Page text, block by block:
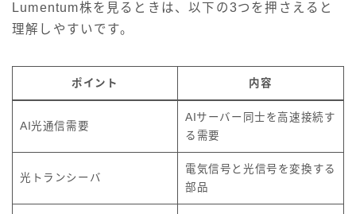
Lumentum株を見るときは、以下の3つを押さえると
理解しやすいです。
ポイント 内容
AI光通信需要
AIサーバー同士を高速接続す
る需要
光トランシーバ
電気信号と光信号を変換する
部品